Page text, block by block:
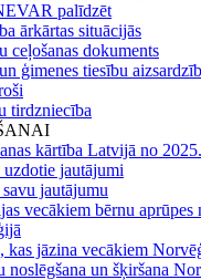
palīdzēt
ārkārtas situācijās
ceļošanas dokuments
ģimenes tiesību
tirdzniecība
kārtība Latvijā no
jautājumi
jautājumu
vecākiem bērnu aprūpes
kas jāzina vecākiem
noslēgšana un šķiršana